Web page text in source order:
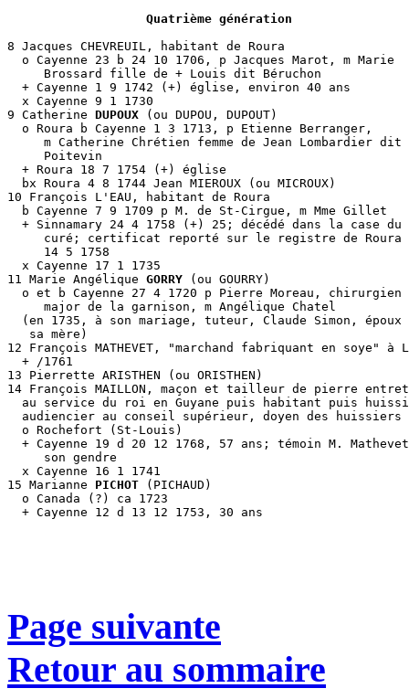
Quatrième génération
8 Jacques CHEVREUIL, habitant de Roura
  o Cayenne 23 b 24 10 1706, p Jacques Marot, m Marie
     Brossard fille de + Louis dit Béruchon
  + Cayenne 1 9 1742 (+) église, environ 40 ans
  x Cayenne 9 1 1730
9 Catherine DUPOUX (ou DUPOU, DUPOUT)
  o Roura b Cayenne 1 3 1713, p Etienne Berranger,
     m Catherine Chrétien femme de Jean Lombardier dit
     Poitevin
  + Roura 18 7 1754 (+) église
  bx Roura 4 8 1744 Jean MIEROUX (ou MICROUX)
10 François L'EAU, habitant de Roura
  b Cayenne 7 9 1709 p M. de St-Cirgue, m Mme Gillet
  + Sinnamary 24 4 1758 (+) 25; décédé dans la case du
curé; certificat reporté sur le registre de
     14 5 1758
  x Cayenne 17 1 1735
11 Marie Angélique GORRY (ou GOURRY)
  o et b Cayenne 27 4 1720 p Pierre Moreau, chirurgien
     major de la garnison, m Angélique Chatel
(en 1735, à son mariage, tuteur, Claude Simon,
   sa mère)
12 François MATHEVET, "marchand fabriquant en soye" à
  + /1761
13 Pierrette ARISTHEN (ou ORISTHEN)
14 François MAILLON, maçon et tailleur de pierre
au service du roi en Guyane puis habitant puis
  audiencier au conseil supérieur, doyen des huissiers
  o Rochefort (St-Louis)
+ Cayenne 19 d 20 12 1768, 57 ans; témoin M.
     son gendre
  x Cayenne 16 1 1741
15 Marianne PICHOT (PICHAUD)
  o Canada (?) ca 1723
  + Cayenne 12 d 13 12 1753, 30 ans
Page suivante
Retour au sommaire